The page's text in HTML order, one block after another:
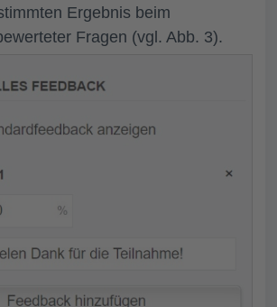
Ergebnis beim
Fragen (vgl. Abb. 3).